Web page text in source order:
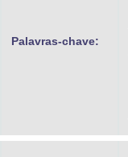
Palavras-chave: